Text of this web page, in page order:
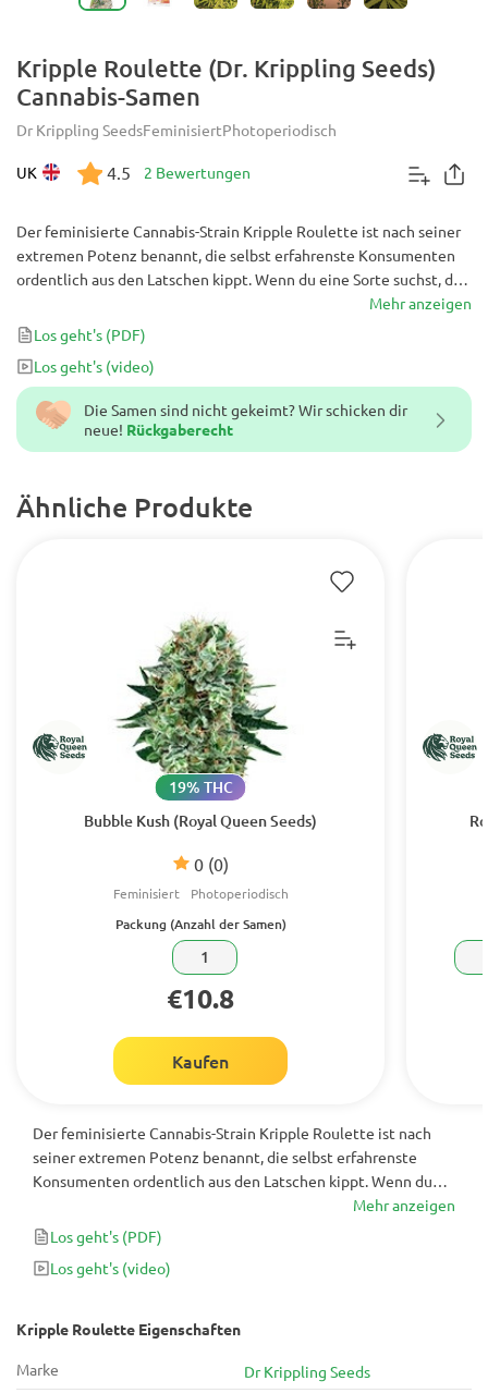
Kripple Roulette (Dr. Krippling Seeds)
Cannabis-Samen
Dr Krippling SeedsFeminisiertPhotoperiodisch
UK 4.5 2 Bewertungen
Die Samen sind nicht gekeimt? Wir schicken dir
neue! Rückgaberecht
Ähnliche Produkte
Bubble Kush (Royal Queen Seeds)
0 (0)
19% THC
Feminisiert Photoperiodisch
Packung (Anzahl der Samen)
1
€10.8
Kaufen
Der feminisierte Cannabis-Strain Kripple Roulette ist nach
seiner extremen Potenz benannt, die selbst erfahrenste
Konsumenten ordentlich aus den Latschen kippt. Wenn du
eine Sorte suchst, die dir schon nach 45 Tagen eine Ernte
beschert, ist dieser Strain genau das Richtige. Er ist bekannt
für seine Fülle an kristallbeschichteten Knospen, um die dich
deine Cannabis-Community garantiert beneiden wird.
Mehr anzeigen
Los geht's (PDF)
Los geht's (video)
Kripple Roulette Eigenschaften
Marke
Dr Krippling Seeds
Der feminisierte Cannabis-Strain Kripple Roulette ist nach seiner
extremen Potenz benannt, die selbst erfahrenste Konsumenten
ordentlich aus den Latschen kippt. Wenn du eine Sorte suchst, die
dir schon nach 45 Tagen eine Ernte beschert, ist dieser Strain
genau das Richtige. Er ist bekannt für seine Fülle an
kristallbeschichteten Knospen, um die dich deine Cannabis-
Community garantiert beneiden wird.
Mehr anzeigen
Los geht's (PDF)
Los geht's (video)